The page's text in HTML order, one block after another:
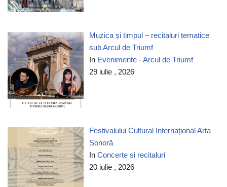
Muzica și timpul – recitaluri tematice
sub Arcul de Triumf
In Evenimente - Arcul de Triumf
29 iulie , 2026
Festivalului Cultural Internațional Arta
Sonoră
InConcerte si recitaluri
20 iulie , 2026